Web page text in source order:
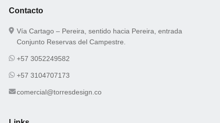
Contacto
Vía Cartago – Pereira, sentido hacia Pereira, entrada
Conjunto Reservas del Campestre.
+57 3052249582
+57 3104707173
comercial@torresdesign.co